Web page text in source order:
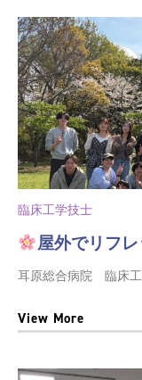
臨床工学技士
屋外でリフ
耳原総合病院 臨床
View More